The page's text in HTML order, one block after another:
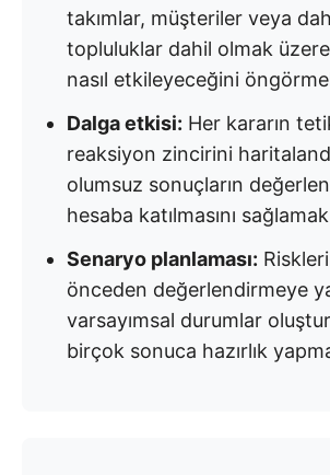
takımlar, müşteriler veya
topluluklar dahil olmak üzere
nasıl etkileyeceğini
Dalga etkisi: Her kararın
reaksiyon zincirini
olumsuz sonuçların
hesaba katılmasını sağlamak
Senaryo planlaması:
önceden değerlendirmeye
varsayımsal durumlar
birçok sonuca hazırlık